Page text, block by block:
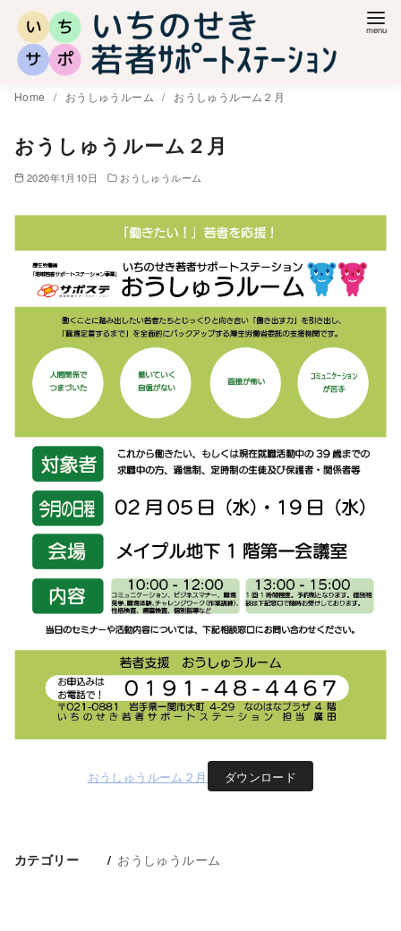
Home おうしゅうルーム おうしゅうルーム２月
おうしゅうルーム２月
2020年1月10日 おうしゅうルーム
おうしゅうルーム２月 ダウンロード
カテゴリー おうしゅうルーム